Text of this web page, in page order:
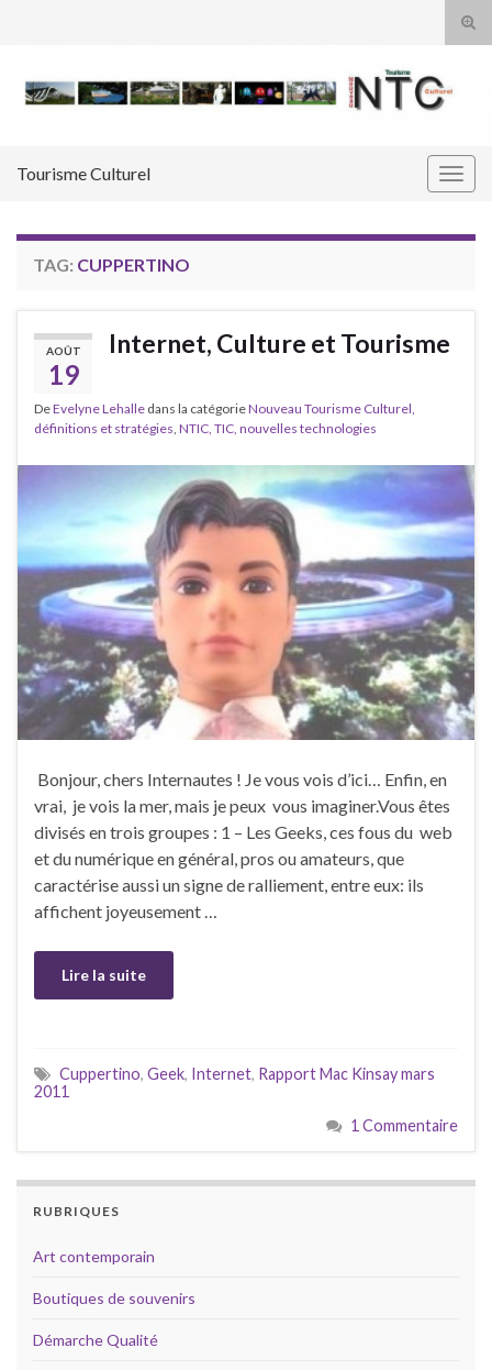
Tourisme Culturel
TAG: CUPPERTINO
AOÛT
19
Internet, Culture et Tourisme
DeEvelyne Lehalle dans la catégorieNouveau Tourisme Culturel,
définitions et stratégies, NTIC, TIC, nouvelles technologies
Bonjour, chers Internautes ! Je vous vois d’ici… Enfin, en
vrai, je vois la mer, mais je peux vous imaginer.Vous êtes
divisés en trois groupes : 1 – Les Geeks, ces fous du web
et du numérique en général, pros ou amateurs, que
caractérise aussi un signe de ralliement, entre eux: ils
affichent joyeusement …
Lire la suite
Cuppertino, Geek, Internet, Rapport Mac Kinsay mars
2011
1 Commentaire
RUBRIQUES
Art contemporain
Boutiques de souvenirs
Démarche Qualité